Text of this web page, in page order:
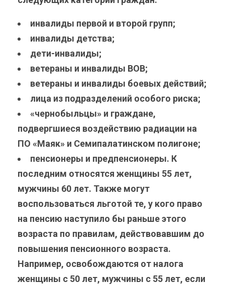
инвалиды первой и второй групп;
инвалиды детства;
дети-инвалиды;
ветераны и инвалиды ВОВ;
ветераны и инвалиды боевых действий;
лица из подразделений особого риска;
«чернобыльцы» и граждане,
подвергшиеся воздействию радиации на
ПО «Маяк» и Семипалатинском полигоне;
пенсионеры и предпенсионеры. К
последним относятся женщины 55 лет,
мужчины 60 лет. Также могут
воспользоваться льготой те, у кого право
на пенсию наступило бы раньше этого
возраста по правилам, действовавшим до
повышения пенсионного возраста.
Например, освобождаются от налога
женщины с 50 лет, мужчины с 55 лет, если